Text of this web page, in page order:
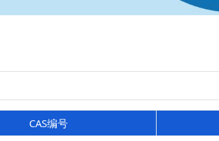
CAS编号